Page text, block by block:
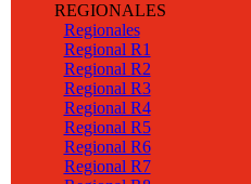
REGIONALES
Regionales
Regional R1
Regional R2
Regional R3
Regional R4
Regional R5
Regional R6
Regional R7